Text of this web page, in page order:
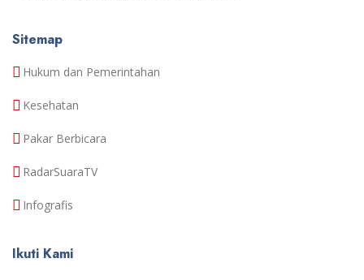
Sitemap
Hukum dan Pemerintahan
Kesehatan
Pakar Berbicara
RadarSuaraTV
Infografis
Ikuti Kami